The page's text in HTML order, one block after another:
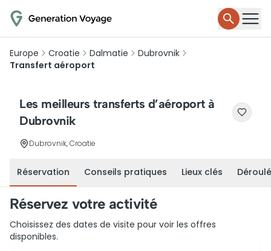
Europe Croatie Dalmatie
Dubrovnik
Transfert aéroport
Les meilleurs transferts d’aéroport à
Dubrovnik
Dubrovnik, Croatie
Réservation Conseils pratiques Lieux clés Déroulé
Réservez votre activité
Choisissez des dates de visite pour voir les offres
disponibles.